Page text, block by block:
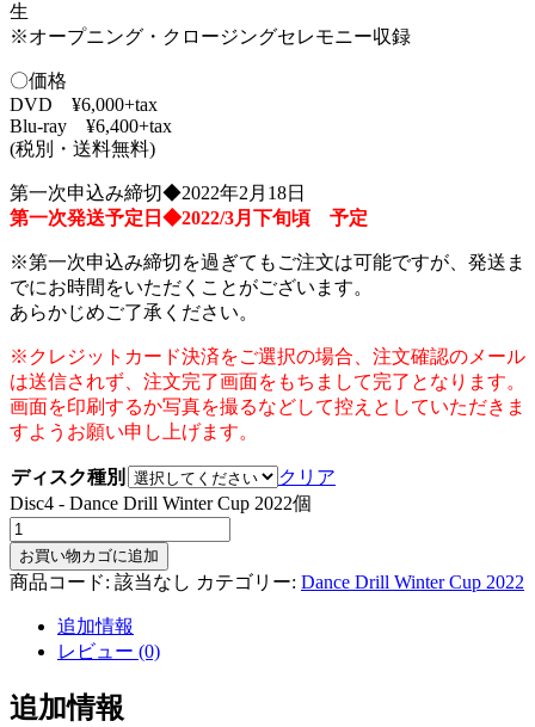
生
※オープニング・クロージングセレモニー収録
〇価格
DVD ¥6,000+tax
Blu-ray ¥6,400+tax
(税別・送料無料)
第一次申込み締切◆2022年2月18日
第一次発送予定日◆2022/3月下旬頃 予定
※第一次申込み締切を過ぎてもご注文は可能ですが、発送ま
でにお時間をいただくことがございます。
あらかじめご了承ください。
※クレジットカード決済をご選択の場合、注文確認のメール
は送信されず、注文完了画面をもちまして完了となります。
画面を印刷するか写真を撮るなどして控えとしていただきま
すようお願い申し上げます。
ディスク種別
クリア
Disc4 - Dance Drill Winter Cup 2022個
お買い物カゴに追加
商品コード: 該当なし カテゴリー: Dance Drill Winter Cup 2022
追加情報
レビュー (0)
追加情報